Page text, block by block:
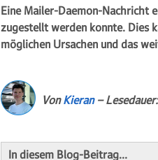
Eine Mailer-Daemon-Nachricht
zugestellt werden konnte. Dies
möglichen Ursachen und das
VonKieran–
In diesem Blog-Beitrag…